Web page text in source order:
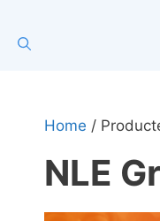
Home /
NLE